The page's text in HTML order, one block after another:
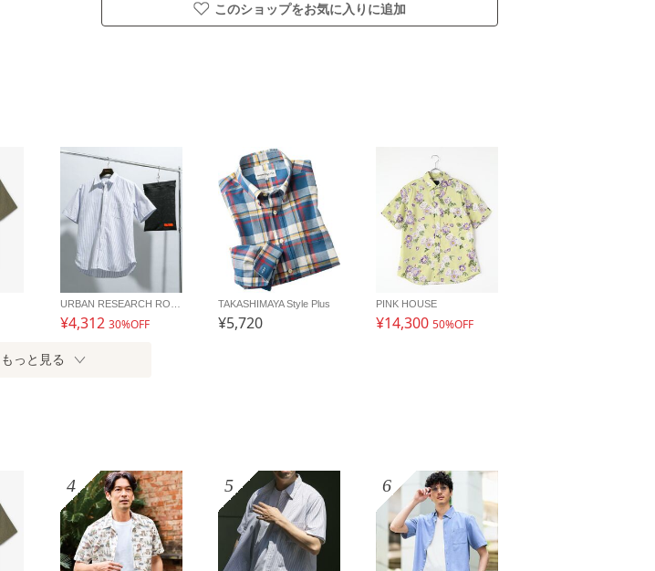
このショップをお気に入りに追加
¥4,312 30%OFF
TAKASHIMAYA Style Plus
¥5,720
PINK HOUSE
¥14,300 50%OFF
もっと見る
4 5 6